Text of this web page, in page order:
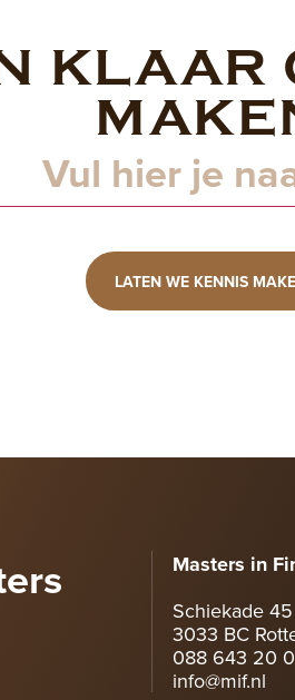
KLAAR
Naam
LATEN WE KENNIS
Masters in
Schiekade 45
3033 BC
088 643 20
info@mif.nl